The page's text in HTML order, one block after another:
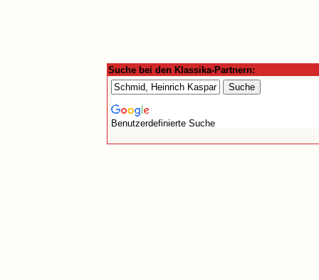
Suche bei den Klassika-Partnern:
Benutzerdefinierte Suche